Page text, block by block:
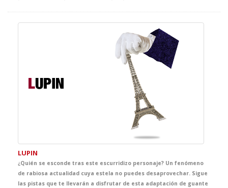
LUPIN
¿Quién se esconde tras este escurridizo personaje? Un fenómeno
de rabiosa actualidad cuya estela no puedes desaprovechar. Sigue
las pistas que te llevarán a disfrutar de esta adaptación de guante